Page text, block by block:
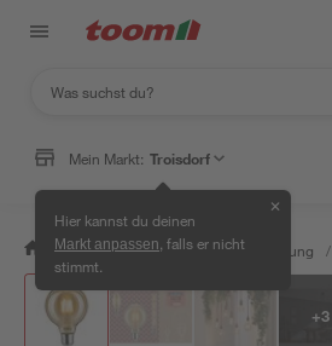
Mein Markt: Troisdorf
Hier kannst du deinen
Markt anpassen , falls er nicht
stimmt.
✕
/ Wohnen & Haushalt / Beleuchtung /
+3